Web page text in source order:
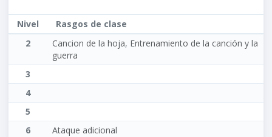
Nivel
Rasgos de clase
2
Cancion de la hoja, Entrenamiento de la canción y la
guerra
3
4
5
6
Ataque adicional